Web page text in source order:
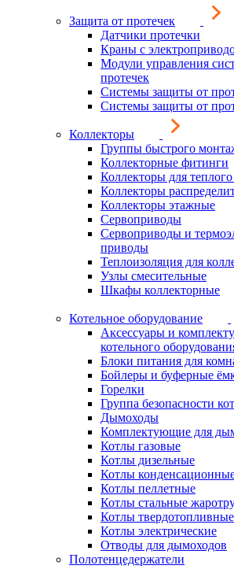
Защита от протечек
Датчики протечки
Краны с
Модули управления
протечек
Системы защиты от
Системы защиты от
Коллекторы
Группы быстрого
Коллекторные фитинги
Коллекторы для
Коллекторы
Коллекторы этажные
Сервоприводы
Сервоприводы и
приводы
Теплоизоляция для
Узлы смесительные
Шкафы коллекторные
Котельное оборудование
Аксессуары и
котельного
Блоки питания для
Бойлеры и буферные
Горелки
Группа безопасности
Дымоходы
Комплектующие для
Котлы газовые
Котлы дизельные
Котлы
Котлы пеллетные
Котлы стальные
Котлы твердотопливные
Котлы электрические
Отводы для дымоходов
Полотенцедержатели